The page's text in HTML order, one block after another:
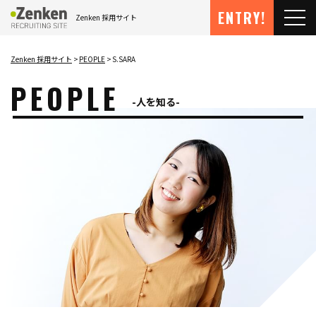
メインコンテンツにスキップ
Zenken 採用サイト ENTRY! メ
Zenken 採用サイト PEOPLE S.SARA
人を知る
PEOPLE